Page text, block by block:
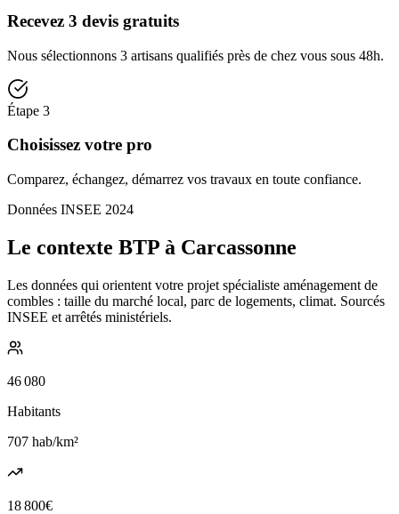
Recevez 3 devis gratuits
Nous sélectionnons 3 artisans qualifiés près de chez vous sous 48h.
Étape 3
Choisissez votre pro
Comparez, échangez, démarrez vos travaux en toute confiance.
Données INSEE 2024
Le contexte BTP à Carcassonne
Les données qui orientent votre projet spécialiste aménagement de
combles : taille du marché local, parc de logements, climat. Sourcés
INSEE et arrêtés ministériels.
46 080
Habitants
707 hab/km²
18 800€